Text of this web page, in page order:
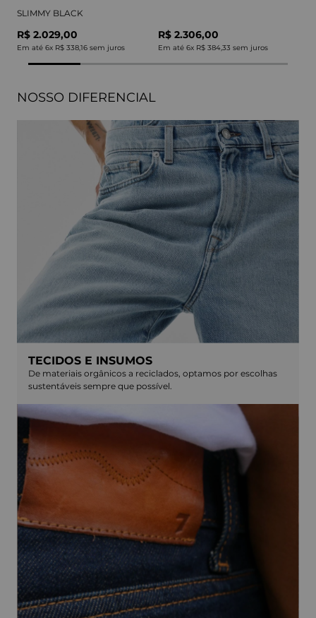
SLIMMY BLACK
R$ 2.029,00
Em até 6x R$ 338,16 sem juros
R$ 2.306,00
Em até 6x R$ 384,33 sem juros
NOSSO DIFERENCIAL
TECIDOS E INSUMOS
De materiais orgânicos a reciclados, optamos por escolhas
sustentáveis sempre que possível.